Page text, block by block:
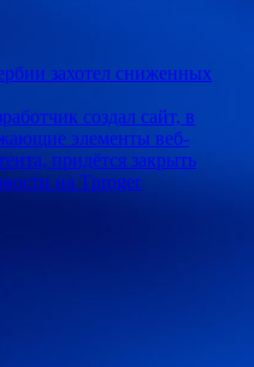
захотел сниженных
создал сайт, в
элементы веб-
придётся закрыть
на Tproger